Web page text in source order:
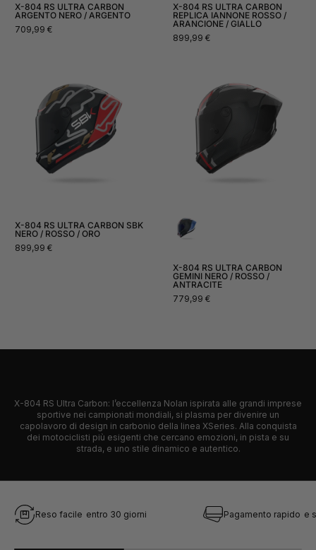
X-804 RS ULTRA CARBON
ARGENTO NERO / ARGENTO
Prezzo
709,99 €
X-804 RS ULTRA CARBON
REPLICA IANNONE ROSSO /
ARANCIONE / GIALLO
Prezzo
899,99 €
X-804 RS ULTRA CARBON SBK
NERO / ROSSO / ORO
Prezzo
899,99 €
X-804 RS ULTRA CARBON
GEMINI NERO / ROSSO /
ANTRACITE
Prezzo
779,99 €
X-804 RS Ultra Carbon: l’eccellenza Nolan ispirata alle grandi imprese
sportive nei campionati mondiali, si plasma per divenire un
capolavoro di design in carbonio della linea XSeries. Alla conquista
dei motociclisti più esigenti che cercano emozioni, in pista e su
strada, e uno stile dinamico e autentico.
Reso facile entro 30 giorni Pagamento rapido e